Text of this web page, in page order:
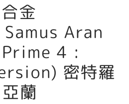
金
Aran
4 :
密特羅
蘭